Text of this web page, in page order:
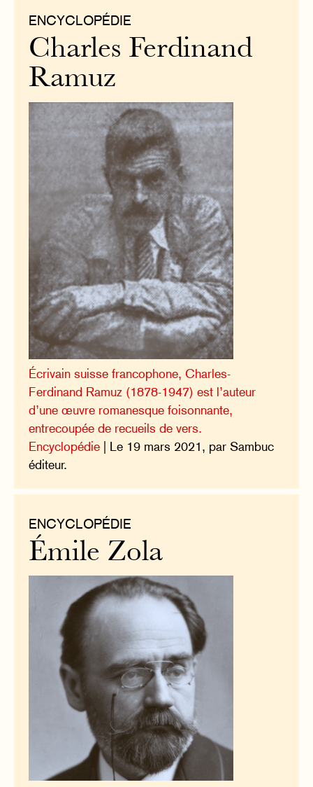
ENCYCLOPÉDIE
Charles Ferdinand
Ramuz
Écrivain suisse francophone, Charles-
Ferdinand Ramuz (1878-1947) est l’auteur
d’une œuvre romanesque foisonnante,
entrecoupée de recueils de vers.
Encyclopédie | Le 19 mars 2021, par Sambuc
éditeur.
ENCYCLOPÉDIE
Émile Zola